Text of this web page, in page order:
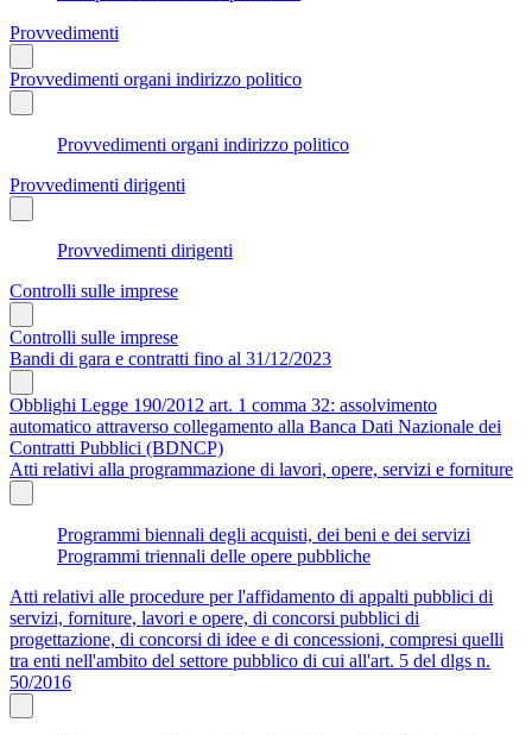
Provvedimenti
Provvedimenti organi indirizzo politico
Provvedimenti organi indirizzo politico
Provvedimenti dirigenti
Provvedimenti dirigenti
Controlli sulle imprese
Controlli sulle imprese
Bandi di gara e contratti fino al 31/12/2023
Obblighi Legge 190/2012 art. 1 comma 32: assolvimento
automatico attraverso collegamento alla Banca Dati Nazionale dei
Contratti Pubblici (BDNCP)
Atti relativi alla programmazione di lavori, opere, servizi e forniture
Programmi biennali degli acquisti, dei beni e dei servizi
Programmi triennali delle opere pubbliche
Atti relativi alle procedure per l'affidamento di appalti pubblici di
servizi, forniture, lavori e opere, di concorsi pubblici di
progettazione, di concorsi di idee e di concessioni, compresi quelli
tra enti nell'ambito del settore pubblico di cui all'art. 5 del dlgs n.
50/2016